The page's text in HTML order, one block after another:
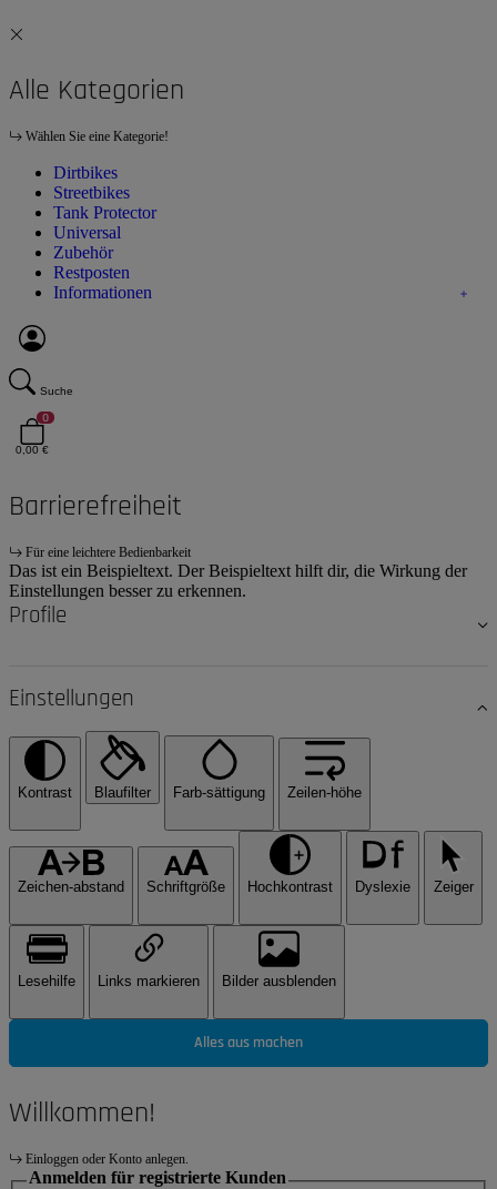
Alle Kategorien
Wählen Sie eine Kategorie!
Dirtbikes
Streetbikes
Tank Protector
Universal
Zubehör
Restposten
Informationen
Suche
0
0,00 €
Barrierefreiheit
Für eine leichtere Bedienbarkeit
Das ist ein Beispieltext. Der Beispieltext hilft dir, die Wirkung der
Einstellungen besser zu erkennen.
Profile
Einstellungen
Kontrast Blaufilter Farb-sättigung Zeilen-höhe
Zeichen-abstand Schriftgröße Hochkontrast Dyslexie Zeiger
Lesehilfe Links markieren Bilder ausblenden
Alles aus machen
Willkommen!
Einloggen oder Konto anlegen.
Anmelden für registrierte Kunden